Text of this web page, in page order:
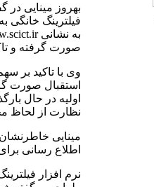
بهروز مینایی در
فیلترینگ خانگی
صورت گرفته و تاکنون بیش از 70 هزار
وی با تاکید بر
استقبال صورت
اولیه در حال
نظارت از لحاظ
مینایی
اطلاع رسانی
نرم افزار